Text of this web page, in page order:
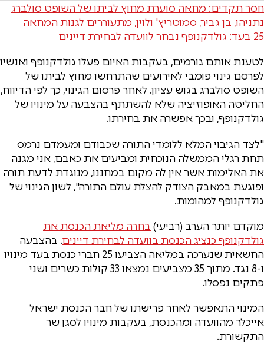
חסר תקדים: מחאה סוערת מחוץ לביתו של השופט סולברג
נתניהו, בן גביר, סמוטריץ' ולוין, מתעוררים לגנות המחאה
25 בעד: גולדקנופף נבחר לוועדה לבחירת דיינים
לטענת אותם גורמים, בעקבות האיום פעלו גולדקנופף ואנשיו
לפרסם גינוי פומבי לאירועים שהתרחשו מחוץ לביתו של
השופט סולברג בגוש עציון. לאחר פרסום הגינוי, כך לפי הדיווח,
החליטה האופוזיציה שלא להשתתף בהצבעה על מינויו של
גולדקנופף, ובכך אפשרה את בחירתו.
"לצד הגיבוי המלא ללומדי התורה שכבודם ומעמדם נרמס
תחת רגלי הממשלה הנוכחית ומביעים את כאבם, אני מגנה
את האלימות אשר אין לה מקום במחננו, מנוגדת לדעת תורה
ופוגעת במאבק הצודק להצלת עולם התורה", לשון הגינוי של
גולדקנופף למהומות.
מוקדם יותר הערב (רביעי) בחרה מליאת הכנסת את
גולדקנופף כנציג הכנסת בוועדה לבחירת דיינים. בהצבעה
החשאית שנערכה במליאה הצביעו 25 חברי כנסת בעד מינויו
ו-8 נגד. מתוך 35 מצביעים נמצאו 33 קולות כשרים ושני
פתקים נפסלו.
המינוי התאפשר לאחר פרישתו של חבר הכנסת ישראל
אייכלר מהוועדה ומהכנסת, בעקבות מינויו לסגן שר
התקשורת.